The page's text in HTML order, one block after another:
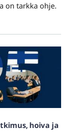
on tarkka ohje.
hoiva ja